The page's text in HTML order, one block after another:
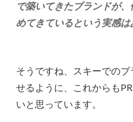
で築いてきたブランドが
めてきているという実感は
そうですね、スキーでの
せるように、これからも
いと思っています。